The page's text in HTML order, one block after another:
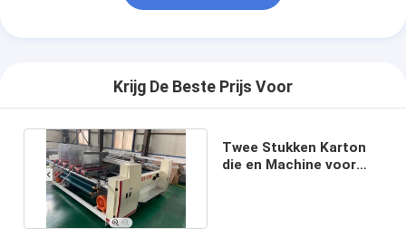
Krijg De Beste Prijs Voor
Twee Stukken Karton
die en Machine voor